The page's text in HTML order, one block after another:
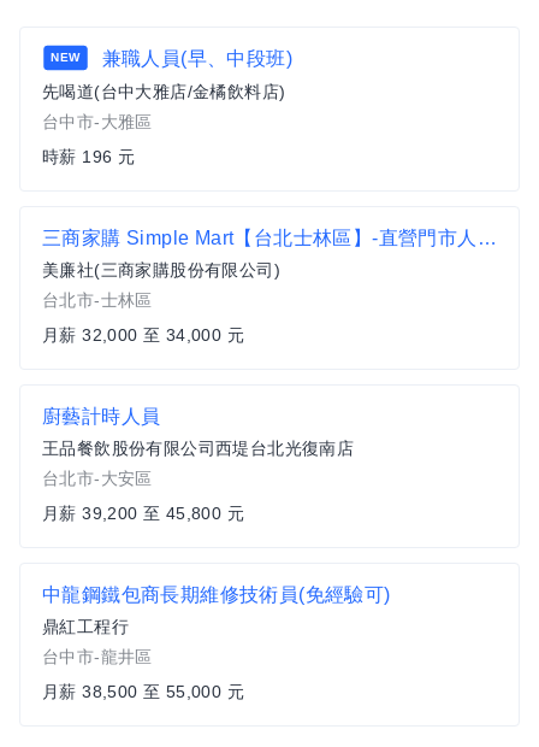
NEW 兼職人員(早、中段班)
先喝道(台中大雅店/金橘飲料店)
台中市-大雅區
時薪 196 元
三商家購 Simple Mart【台北士林區】-直營門市人員-享有季獎金+分紅(依居住地鄰近門市上班)
美廉社(三商家購股份有限公司)
台北市-士林區
月薪 32,000 至 34,000 元
廚藝計時人員
王品餐飲股份有限公司西堤台北光復南店
台北市-大安區
月薪 39,200 至 45,800 元
中龍鋼鐵包商長期維修技術員(免經驗可)
鼎紅工程行
台中市-龍井區
月薪 38,500 至 55,000 元